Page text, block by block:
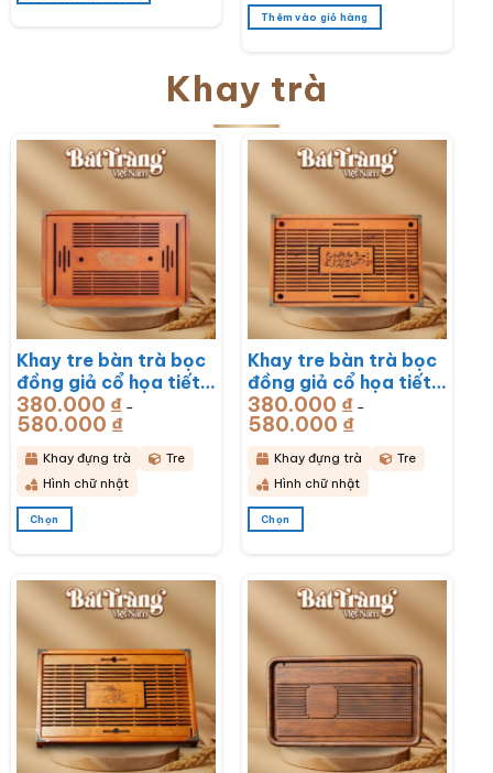
Thêm vào giỏ hàng
Khay trà
Khay tre bàn trà bọc
đồng giả cổ họa tiết
Rồng Phú Quý
51x33x6cm BT-
KDT17
380.000 ₫ –
580.000 ₫Khoảng
giá:
từ
380.000 ₫
đến
580.000 ₫
Khay đựng trà
Tre
Hình chữ nhật
Chọn
thể.
Các
chọn
thể
Khay tre bàn trà bọc
đồng giả cổ họa tiết
Mã Đáo Thành Công
43x28x6cm BT-
KDT16
380.000 ₫ –
580.000 ₫Khoảng
giá:
từ
380.000 ₫
đến
580.000 ₫
Khay đựng trà
Tre
Hình chữ nhật
Chọn
nhiều
Các
chọn
thể